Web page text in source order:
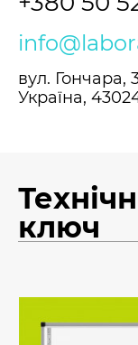
вул. Гончара,
Україна,
ключ